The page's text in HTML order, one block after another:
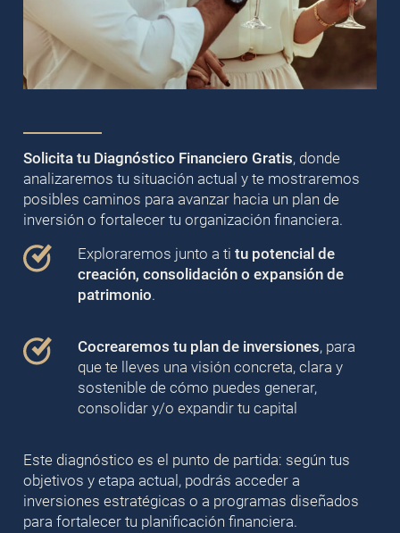
Solicita tu Diagnóstico Financiero Gratis, donde
analizaremos tu situación actual y te mostraremos
posibles caminos para avanzar hacia un plan de
inversión o fortalecer tu organización financiera.
Exploraremos junto a ti tu potencial de
creación, consolidación o expansión de
patrimonio.
Cocrearemos tu plan de inversiones, para
que te lleves una visión concreta, clara y
sostenible de cómo puedes generar,
consolidar y/o expandir tu capital
Este diagnóstico es el punto de partida: según tus
objetivos y etapa actual, podrás acceder a
inversiones estratégicas o a programas diseñados
para fortalecer tu planificación financiera.